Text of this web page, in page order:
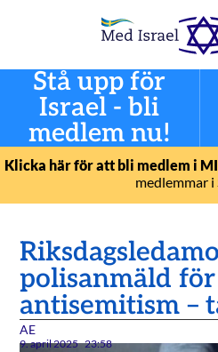
Stå upp för
Israel - bli
medlem nu!
Klicka här för att bli medlem i
medlemmar i
polisanmäld för
antisemitism –
AE
9. april 2025 23:58